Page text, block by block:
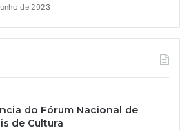
de 2023
do Fórum Nacional de
de Cultura